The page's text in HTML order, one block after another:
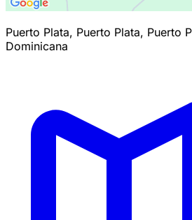
Puerto Plata, Puerto Plata, Puerto
Dominicana